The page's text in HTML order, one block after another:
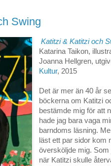
Swing
Katitzi & Katitzi och
Katarina Taikon,
Joanna Hellgren,
Kultur, 2015
Det är mer än 40 år
böckerna om Katitzi
bestämde mig för att
hade jag bara vaga
barndoms läsning.
läst ett par sidor kom
översköljde mig. Som
när Katitzi skulle